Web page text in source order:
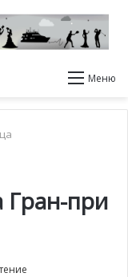
Меню
Гран-при